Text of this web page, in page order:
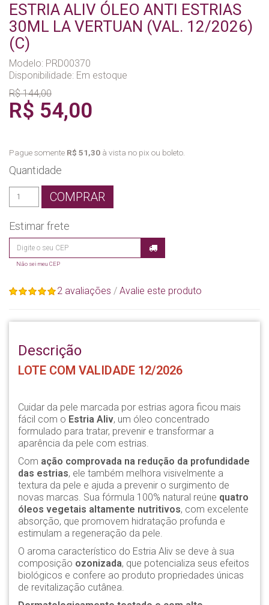
ESTRIA ALIV ÓLEO ANTI ESTRIAS
30ML LA VERTUAN (VAL. 12/2026)
(C)
Modelo: PRD00370
Disponibilidade: Em estoque
R$ 144,00
R$ 54,00
Pague somente R$ 51,30 à vista no pix ou boleto.
Quantidade
COMPRAR
Estimar frete
Não sei meu CEP
2 avaliações / Avalie este produto
Descrição
LOTE COM VALIDADE 12/2026
Cuidar da pele marcada por estrias agora ficou mais
fácil com o Estria Aliv, um óleo concentrado
formulado para tratar, prevenir e transformar a
aparência da pele com estrias.
Com ação comprovada na redução da profundidade
das estrias, ele também melhora visivelmente a
textura da pele e ajuda a prevenir o surgimento de
novas marcas. Sua fórmula 100% natural reúne quatro
óleos vegetais altamente nutritivos, com excelente
absorção, que promovem hidratação profunda e
estimulam a regeneração da pele.
O aroma característico do Estria Aliv se deve à sua
composição ozonizada, que potencializa seus efeitos
biológicos e confere ao produto propriedades únicas
de revitalização cutânea.